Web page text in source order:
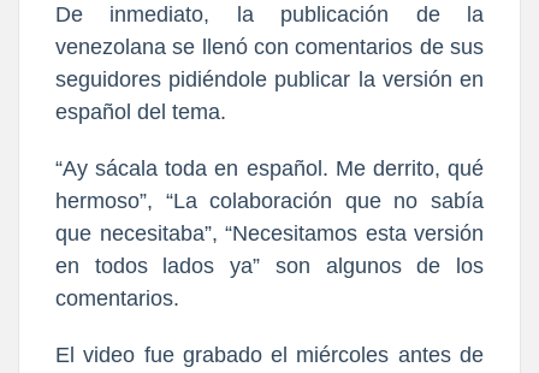
De inmediato,
la publicación de la
venezolana se llenó con comentarios de sus
seguidores pidiéndole publicar la versión en
español del tema.
“Ay sácala toda en español. Me derrito, qué
hermoso”, “La colaboración que no sabía
que necesitaba”, “Necesitamos esta versión
en todos lados ya” son algunos de los
comentarios.
El video fue grabado el miércoles antes de